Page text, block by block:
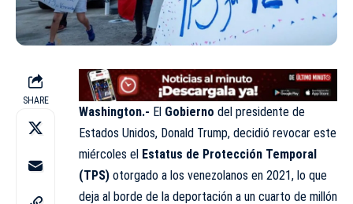
SHARE
Washington.- El Gobierno del presidente de
Estados Unidos, Donald Trump, decidió revocar este
miércoles el Estatus de Protección Temporal
(TPS) otorgado a los venezolanos en 2021, lo que
deja al borde de la deportación a un cuarto de millón